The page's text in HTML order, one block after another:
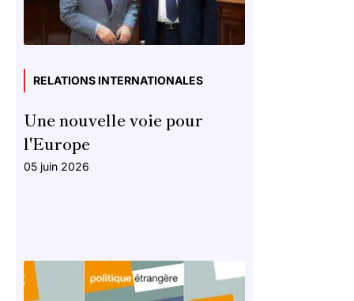
RELATIONS INTERNATIONALES
Une nouvelle voie pour
l'Europe
05 juin 2026